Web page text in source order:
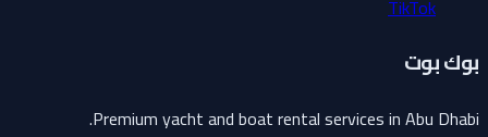
TikTok
بوك بوت
Premium yacht and boat rental services in Abu Dhabi.